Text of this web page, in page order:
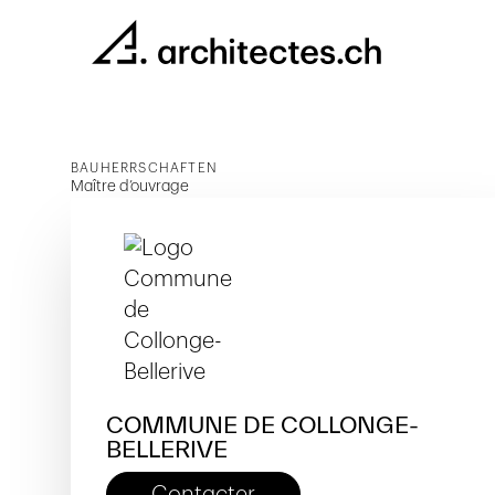
BAUHERRSCHAFTEN
Maître d’ouvrage
COMMUNE DE COLLONGE-
BELLERIVE